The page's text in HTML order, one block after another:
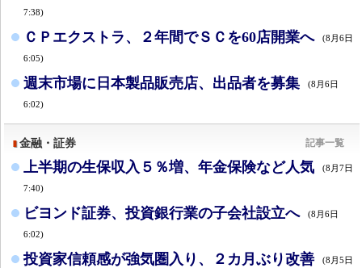
7:38)
ＣＰエクストラ、２年間でＳＣを60店開業へ (8月6日
6:05)
週末市場に日本製品販売店、出品者を募集 (8月6日
6:02)
金融・証券 記事一覧
上半期の生保収入５％増、年金保険など人気 (8月7日
7:40)
ビヨンド証券、投資銀行業の子会社設立へ (8月6日
6:02)
投資家信頼感が強気圏入り、２カ月ぶり改善 (8月5日